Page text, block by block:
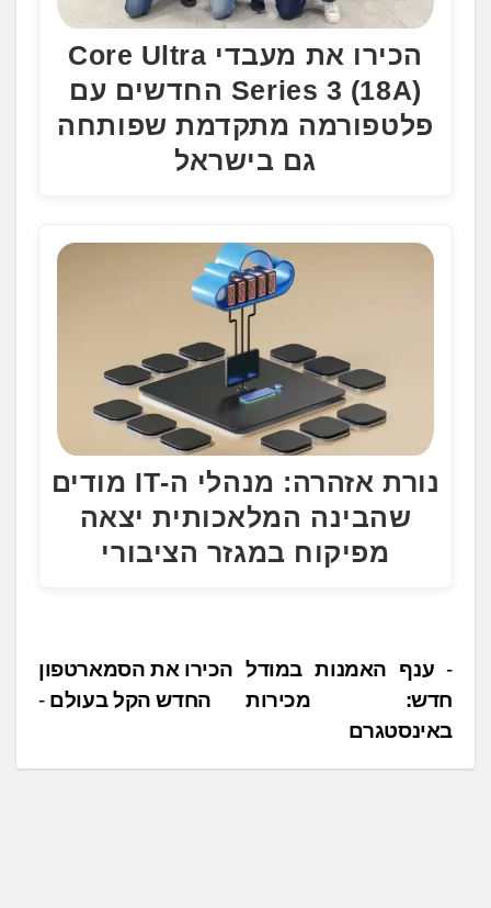
הכירו את מעבדי Core Ultra
Series 3 (18A) החדשים עם
פלטפורמה מתקדמת שפותחה
גם בישראל
נורת אזהרה: מנהלי ה-IT מודים
שהבינה המלאכותית יצאה
מפיקוח במגזר הציבורי
נ
י
ו
הכירו את הסמארטפון
החדש הקל בעולם
ענף האמנות במודל
חדש: מכירות
באינסטגרם